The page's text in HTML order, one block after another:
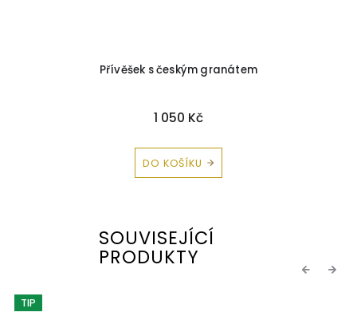
Přívěšek s českým granátem
1 050 Kč
DO KOŠÍKU
SOUVISEJÍCÍ
PRODUKTY Previous
TIP
Next